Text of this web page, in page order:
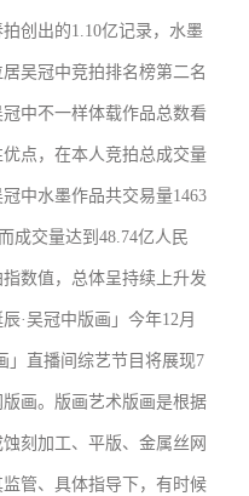
创出的1.10亿记录，水墨
吴冠中竞拍排名榜第二名
中不一样体载作品总数看
点，在本人竞拍总成交量
中水墨作品共交易量1463
成交量达到48.74亿人民
数值，总体呈持续上升发
·吴冠中版画」今年12月
」直播间综艺节目将展现7
画。版画艺术版画是根据
刻加工、平版、金属丝网
管、具体指导下，有时候